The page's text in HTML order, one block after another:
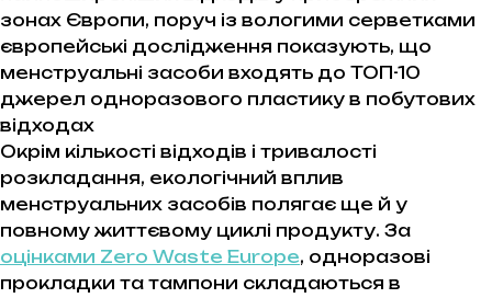
зонах Європи, поруч із вологими серветками
європейські дослідження показують, що
менструальні засоби входять до ТОП-10
джерел одноразового пластику в побутових
відходах
Окрім кількості відходів і тривалості
розкладання, екологічний вплив
менструальних засобів полягає ще й у
повному життєвому циклі продукту. За
оцінками Zero Waste Europe, одноразові
прокладки та тампони складаються в